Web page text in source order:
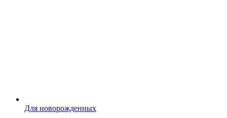
Для новорожденных